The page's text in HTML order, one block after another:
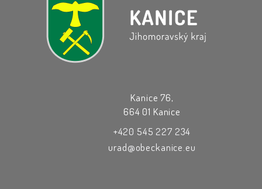
Kanice 76,
664 01 Kanice
+420 545 227 234
urad@obeckanice.eu